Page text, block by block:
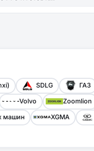
SDLG ГАЗ
Volvo Zoomlion
машин XGMA